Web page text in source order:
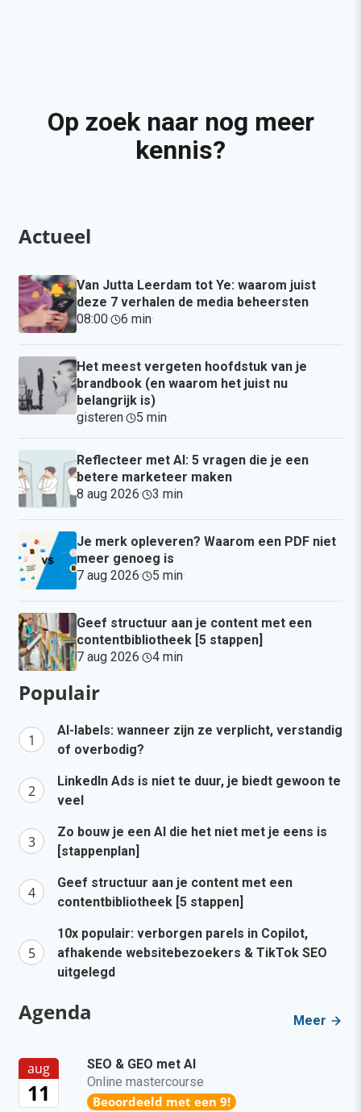
Op zoek naar nog meer
kennis?
Actueel
Van Jutta Leerdam tot Ye: waarom juist
deze 7 verhalen de media beheersten
08:00· 6 min·
Het meest vergeten hoofdstuk van je
brandbook (en waarom het juist nu
belangrijk is)
gisteren· 5 min·
Reflecteer met AI: 5 vragen die je een
betere marketeer maken
8 aug 2026· 3 min·
Je merk opleveren? Waarom een PDF niet
meer genoeg is
7 aug 2026· 5 min·
Geef structuur aan je content met een
contentbibliotheek [5 stappen]
7 aug 2026· 4 min·
Populair
AI-labels: wanneer zijn ze verplicht, verstandig
of overbodig?
LinkedIn Ads is niet te duur, je biedt gewoon te
veel
Zo bouw je een AI die het niet met je eens is
[stappenplan]
Geef structuur aan je content met een
contentbibliotheek [5 stappen]
10x populair: verborgen parels in Copilot,
afhakende websitebezoekers & TikTok SEO
uitgelegd
Agenda Meer
aug
11
SEO & GEO met AI
Online mastercourse
Beoordeeld met een 9!